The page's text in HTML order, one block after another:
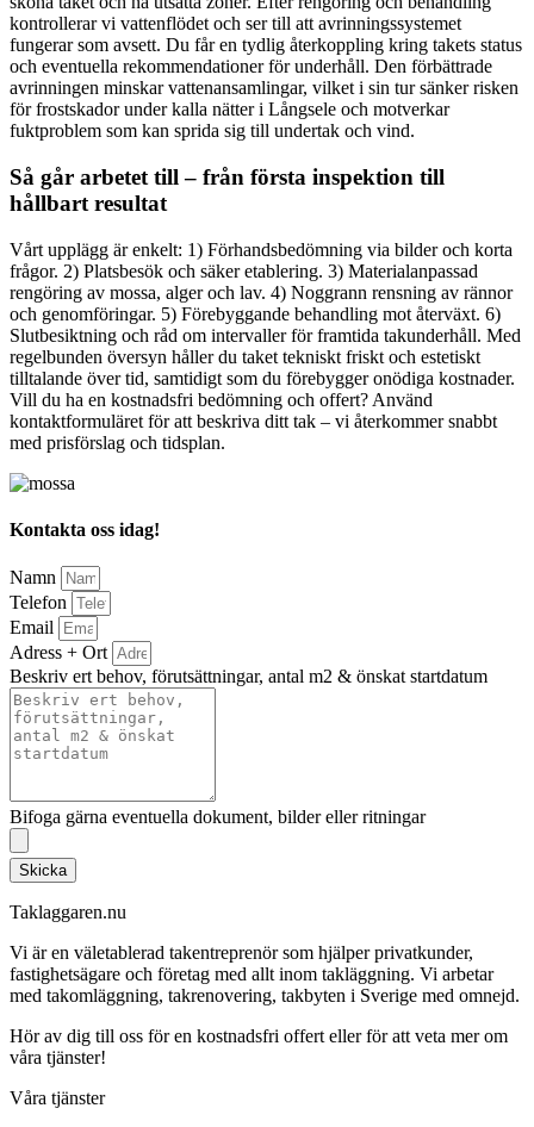
kontrollerar vi vattenflödet och ser till att avrinningssystemet
fungerar som avsett. Du får en tydlig återkoppling kring takets status
och eventuella rekommendationer för underhåll. Den förbättrade
avrinningen minskar vattenansamlingar, vilket i sin tur sänker risken
för frostskador under kalla nätter i Långsele och motverkar
fuktproblem som kan sprida sig till undertak och vind.
Så går arbetet till – från första inspektion till
hållbart resultat
Vårt upplägg är enkelt: 1) Förhandsbedömning via bilder och korta
frågor. 2) Platsbesök och säker etablering. 3) Materialanpassad
rengöring av mossa, alger och lav. 4) Noggrann rensning av rännor
och genomföringar. 5) Förebyggande behandling mot återväxt. 6)
Slutbesiktning och råd om intervaller för framtida takunderhåll. Med
regelbunden översyn håller du taket tekniskt friskt och estetiskt
tilltalande över tid, samtidigt som du förebygger onödiga kostnader.
Vill du ha en kostnadsfri bedömning och offert? Använd
kontaktformuläret för att beskriva ditt tak – vi återkommer snabbt
med prisförslag och tidsplan.
Kontakta oss idag!
Namn
Telefon
Email
Adress + Ort
Beskriv ert behov, förutsättningar, antal m2 & önskat startdatum
Bifoga gärna eventuella dokument, bilder eller ritningar
Skicka
Taklaggaren.nu
Vi är en väletablerad takentreprenör som hjälper privatkunder,
fastighetsägare och företag med allt inom takläggning. Vi arbetar
med takomläggning, takrenovering, takbyten i Sverige med omnejd.
Hör av dig till oss för en kostnadsfri offert eller för att veta mer om
våra tjänster!
Våra tjänster